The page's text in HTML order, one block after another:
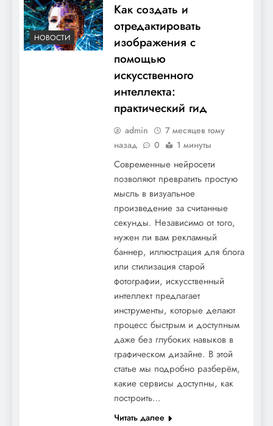
НОВОСТИ
Как создать и
отредактировать
изображения с
помощью
искусственного
интеллекта:
практический гид
admin
7 месяцев тому
назад
0 1 минуты
Современные нейросети
позволяют превратить простую
мысль в визуальное
произведение за считанные
секунды. Независимо от того,
нужен ли вам рекламный
баннер, иллюстрация для блога
или стилизация старой
фотографии, искусственный
интеллект предлагает
инструменты, которые делают
процесс быстрым и доступным
даже без глубоких навыков в
графическом дизайне. В этой
статье мы подробно разберём,
какие сервисы доступны, как
построить…
Читать далее